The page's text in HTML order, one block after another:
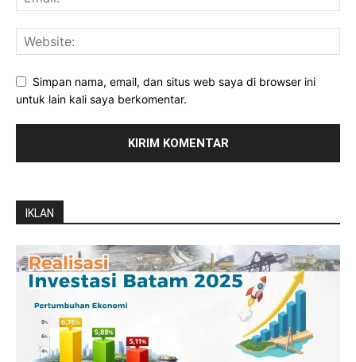
Simpan nama, email, dan situs web saya di browser ini
untuk lain kali saya berkomentar.
IKLAN